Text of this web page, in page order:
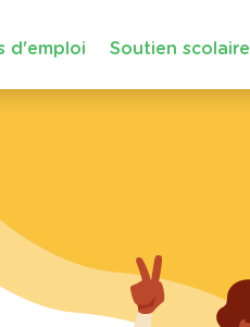
d'emploi Soutien scolaire